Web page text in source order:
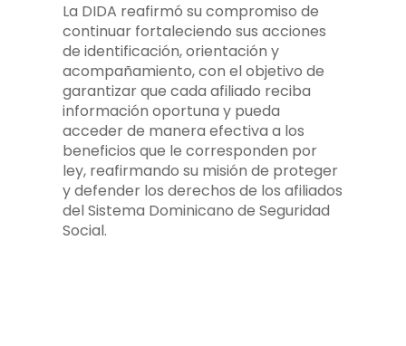
La DIDA reafirmó su compromiso de
continuar fortaleciendo sus acciones
de identificación, orientación y
acompañamiento, con el objetivo de
garantizar que cada afiliado reciba
información oportuna y pueda
acceder de manera efectiva a los
beneficios que le corresponden por
ley, reafirmando su misión de proteger
y defender los derechos de los afiliados
del Sistema Dominicano de Seguridad
Social.